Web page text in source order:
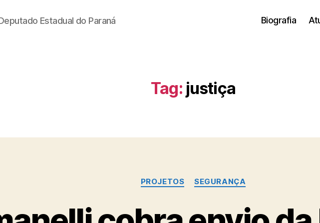
Estadual do Paraná Biografia
Tag: justiça
Categorias
PROJETOS SEGURANÇA